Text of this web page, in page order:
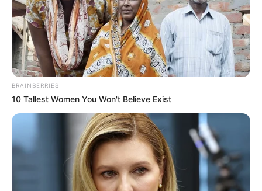
BRAINBERRIES
10 Tallest Women You Won't Believe Exist